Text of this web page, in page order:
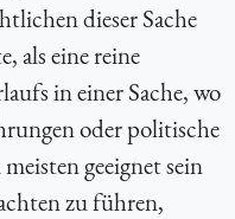
dieser Sache
als eine reine
in einer Sache, wo
oder politische
geeignet sein
zu führen,